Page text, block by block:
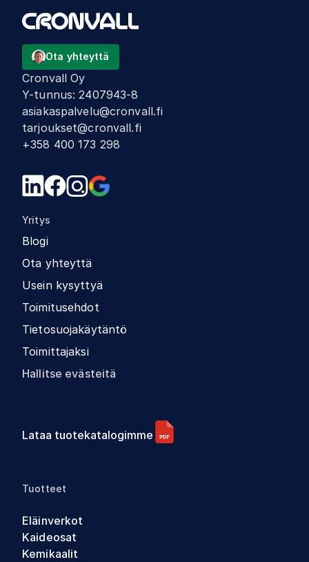
Ota yhteyttä
Cronvall Oy
Y-tunnus:2407943-8
asiakaspalvelu@cronvall.fi
tarjoukset@cronvall.fi
+358 400 173 298
Yritys
Blogi
Ota yhteyttä
Usein kysyttyä
Toimitusehdot
Tietosuojakäytäntö
Toimittajaksi
Hallitse evästeitä
Lataa tuotekatalogimme
Tuotteet
Eläinverkot
Kaideosat
Kemikaalit